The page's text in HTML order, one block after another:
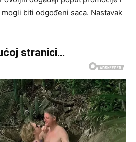
biti odgođeni sada. Nastavak
stranici…